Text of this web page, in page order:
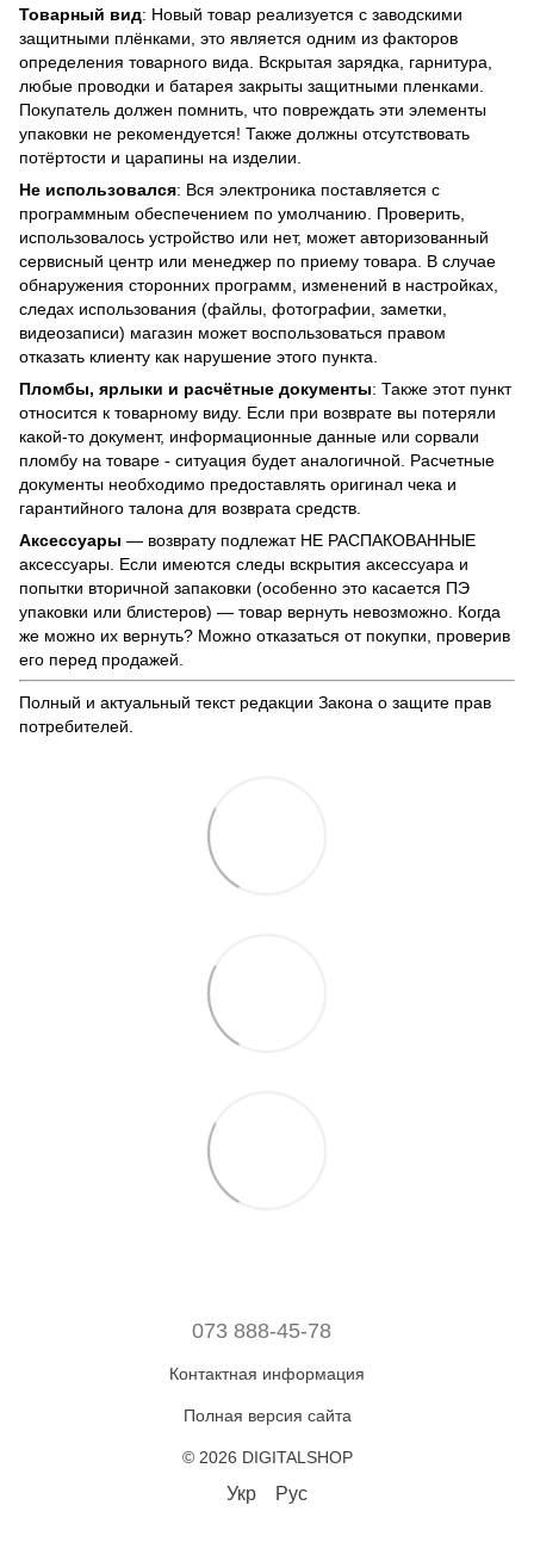
Товарный вид: Новый товар реализуется с заводскими
защитными плёнками, это является одним из факторов
определения товарного вида. Вскрытая зарядка, гарнитура,
любые проводки и батарея закрыты защитными пленками.
Покупатель должен помнить, что повреждать эти элементы
упаковки не рекомендуется! Также должны отсутствовать
потёртости и царапины на изделии.
Не использовался: Вся электроника поставляется с
программным обеспечением по умолчанию. Проверить,
использовалось устройство или нет, может авторизованный
сервисный центр или менеджер по приему товара. В случае
обнаружения сторонних программ, изменений в настройках,
следах использования (файлы, фотографии, заметки,
видеозаписи) магазин может воспользоваться правом
отказать клиенту как нарушение этого пункта.
Пломбы, ярлыки и расчётные документы: Также этот пункт
относится к товарному виду. Если при возврате вы потеряли
какой-то документ, информационные данные или сорвали
пломбу на товаре - ситуация будет аналогичной. Расчетные
документы необходимо предоставлять оригинал чека и
гарантийного талона для возврата средств.
Аксессуары — возврату подлежат НЕ РАСПАКОВАННЫЕ
аксессуары. Если имеются следы вскрытия аксессуара и
попытки вторичной запаковки (особенно это касается ПЭ
упаковки или блистеров) — товар вернуть невозможно. Когда
же можно их вернуть? Можно отказаться от покупки, проверив
его перед продажей.
Полный и актуальный текст редакции Закона о защите прав
потребителей.
073 888-45-78
Контактная информация
Полная версия сайта
© 2026 DIGITALSHOP
Укр Рус